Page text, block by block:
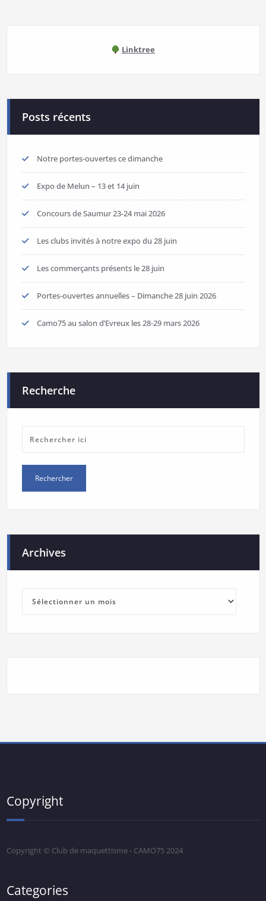
Linktree
Posts récents
Notre portes-ouvertes ce dimanche
Expo de Melun – 13 et 14 juin
Concours de Saumur 23-24 mai 2026
Les clubs invités à notre expo du 28 juin
Les commerçants présents le 28 juin
Portes-ouvertes annuelles – Dimanche 28 juin 2026
Camo75 au salon d’Evreux les 28-29 mars 2026
Recherche
Archives
Copyright
Copyright © Club de maquettisme - CAMO75 2024
Categories